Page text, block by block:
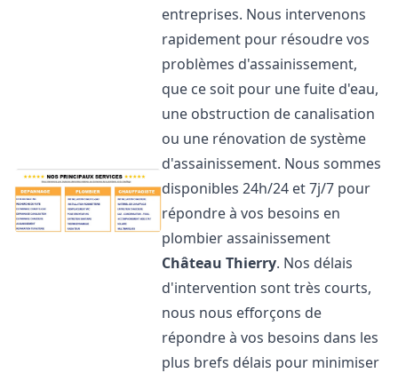
entreprises. Nous intervenons
rapidement pour résoudre vos
problèmes d'assainissement,
que ce soit pour une fuite d'eau,
une obstruction de canalisation
ou une rénovation de système
d'assainissement. Nous sommes
disponibles 24h/24 et 7j/7 pour
répondre à vos besoins en
plombier assainissement
Château Thierry. Nos délais
d'intervention sont très courts,
nous nous efforçons de
répondre à vos besoins dans les
plus brefs délais pour minimiser